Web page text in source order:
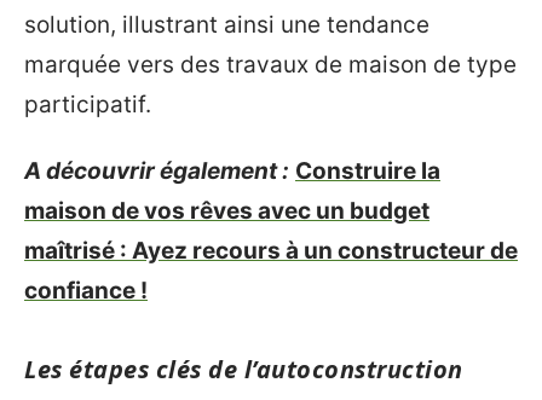
solution, illustrant ainsi une tendance
marquée vers des travaux de maison de type
participatif.
A découvrir également : Construire la
maison de vos rêves avec un budget
maîtrisé : Ayez recours à un constructeur de
confiance !
Les étapes clés de l’autoconstruction